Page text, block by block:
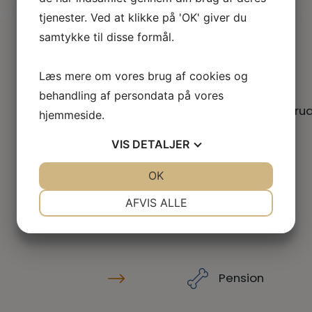
find drømmejobbet eller udvid din
Kurser &
Barsel
Pension
tjenester. Ved at klikke på 'OK' giver du
samtykke til disse formål.
Læs mere om vores brug af cookies og
behandling af persondata på vores
hjemmeside.
VIS DETALJER
AFVIS ALLE
OK